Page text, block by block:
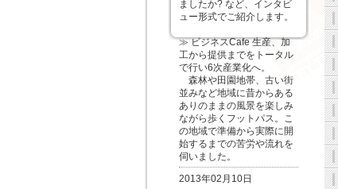
ましたか? など、インタビ
ュー形式でご紹介します。
≫ ビジネスCafe 生産、加
工から提供までをトータル
で行い6次産業化へ。
森林や田園地帯、古い街
並みなど地域に昔からある
ありのままの風景を楽しみ
ながら歩くフットパス。こ
の地域で準備から実際に開
始するまでの苦労や流れを
伺いました。
2013年02月10日